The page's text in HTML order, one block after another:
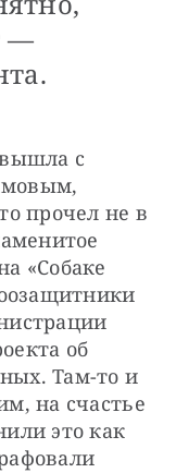
—
с
прочел не в
«Собаке
об
Там-то и
на счастье
это как